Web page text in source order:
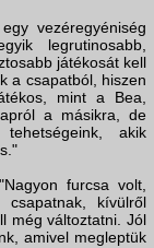
vezéregyéniség
legrutinosabb,
játékosát kell
a csapatból, hiszen
mint a Bea,
a másikra, de
akik
"Nagyon furcsa volt,
kívülről
még változtatni. Jól
amivel megleptük